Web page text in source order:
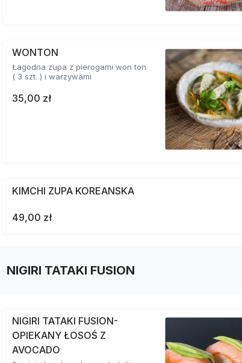
WONTON
Łagodna zupa z pierogami won ton
( 3 szt. ) i warzywami
35,00 zł
KIMCHI ZUPA KOREANSKA
49,00 zł
NIGIRI TATAKI FUSION
NIGIRI TATAKI FUSION-
OPIEKANY ŁOSOŚ Z
AVOCADO